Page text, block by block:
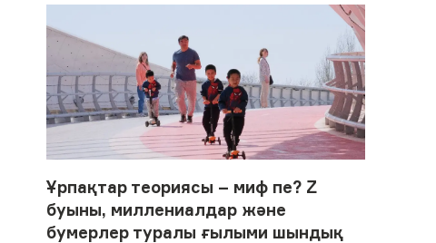
Ұрпақтар теориясы – миф пе? Z
буыны, миллениалдар және
бумерлер туралы ғылыми шындық